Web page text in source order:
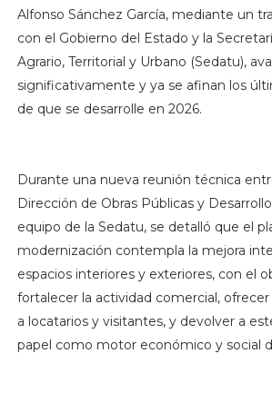
Alfonso Sánchez García, mediante un
con el Gobierno del Estado y la
Agrario, Territorial y Urbano (Sedatu),
significativamente y ya se afinan los
de que se desarrolle en 2026.
Durante una nueva reunión técnica
Dirección de Obras Públicas y
equipo de la Sedatu, se detalló que el
modernización contempla la mejora
espacios interiores y exteriores, con el
fortalecer la actividad comercial,
a locatarios y visitantes, y devolver a
papel como motor económico y social